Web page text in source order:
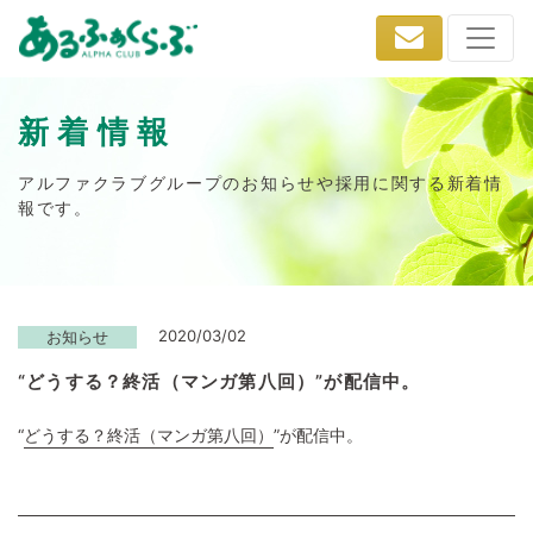
新着情報
アルファクラブグループのお知らせや採用に関する新着情
報です。
お知らせ 2020/03/02
“どうする？終活（マンガ第八回）”が配信中。
“どうする？終活（マンガ第八回） ”が配信中。